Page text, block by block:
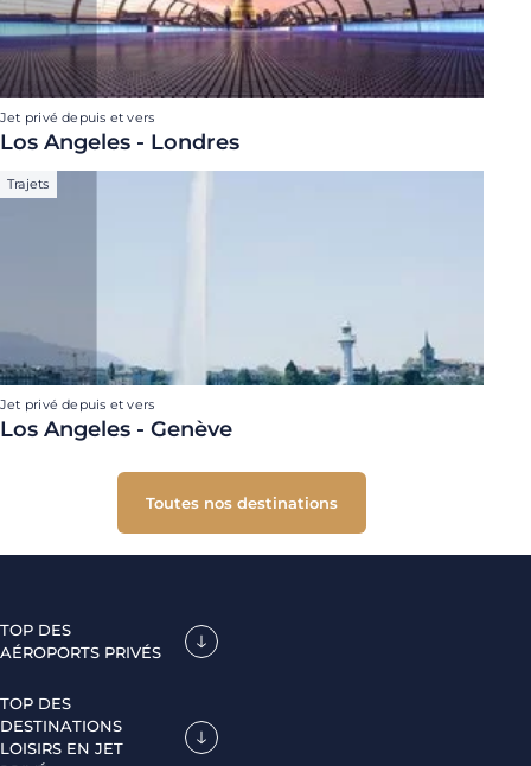
Jet privé depuis et vers
Los Angeles - Londres
Trajets
Jet privé depuis et vers
Los Angeles - Genève
Toutes nos destinations
TOP DES
AÉROPORTS PRIVÉS
TOP DES
DESTINATIONS
LOISIRS EN JET